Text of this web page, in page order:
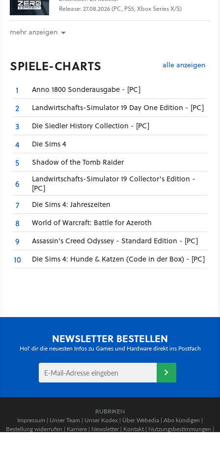
Release: 27.08.2026 (PC, PS5, Xbox Series X/S)
mehr anzeigen
SPIELE-CHARTS alle anzeigen
1 Anno 1800 Sonderausgabe - [PC]
2 Landwirtschafts-Simulator 19 Day One Edition - [PC]
3 Die Siedler History Collection - [PC]
4 Die Sims 4
5 Shadow of the Tomb Raider
6
Landwirtschafts-Simulator 19 Collector's Edition -
[PC]
7 Die Sims 4: Jahreszeiten
8 World of Warcraft: Battle for Azeroth
9 Assassin's Creed Odyssey - Standard Edition - [PC]
10 Die Sims 4: Hunde & Katzen (Code in der Box) - [PC]
NEWSLETTER BESTELLEN
Hol' dir die neuesten Infos zu Games und Hardware direkt ins Postfach
RUBRIKEN
Impressum | Unser Team | Unser Kodex | Über Webedia | Abo kündigen |
Bestellung widerrufen | Karriere | Newsletter | Kontakt | Nutzungsbestimmungen |